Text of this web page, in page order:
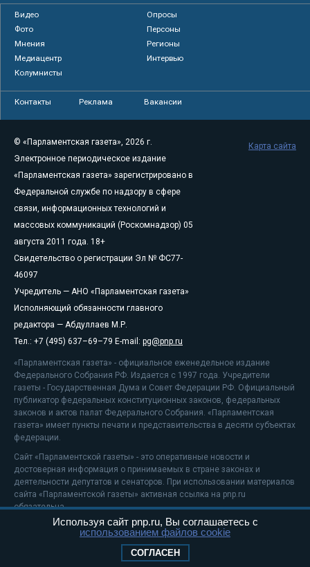
Видео
Опросы
Фото
Персоны
Мнения
Регионы
Медиацентр
Интервью
Колумнисты
Контакты Реклама Вакансии
© «Парламентская газета», 2026 г.
Электронное периодическое издание
«Парламентская газета» зарегистрировано в
Федеральной службе по надзору в сфере
связи, информационных технологий и
массовых коммуникаций (Роскомнадзор) 05
августа 2011 года. 18+
Свидетельство о регистрации Эл № ФС77-
46097
Учредитель — АНО «Парламентская газета»
Исполняющий обязанности главного
редактора — Абдуллаев М.Р.
Тел.: +7 (495) 637–69–79 E-mail: pg@pnp.ru
«Парламентская газета» - официальное еженедельное издание
Федерального Собрания РФ. Издается с 1997 года. Учредители
газеты - Государственная Дума и Совет Федерации РФ. Официальный
публикатор федеральных конституционных законов, федеральных
законов и актов палат Федерального Собрания. «Парламентская
газета» имеет пункты печати и представительства в десяти субъектах
федерации.
Сайт «Парламентской газеты» - это оперативные новости и
достоверная информация о принимаемых в стране законах и
деятельности депутатов и сенаторов. При использовании материалов
сайта «Парламентской газеты» активная ссылка на pnp.ru
обязательна.
На информационном ресурсе применяютсярекомендательные
Положение о защите персональных данных
Карта сайта
Используя сайт pnp.ru, Вы соглашаетесь с
использованием файлов cookie
СОГЛАСЕН